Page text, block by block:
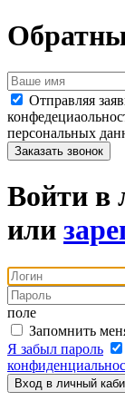
Отправляя
персональных
Заказать звонок
Войти в
или
поле
Запомнить
Я забыл пароль
Вход в личный